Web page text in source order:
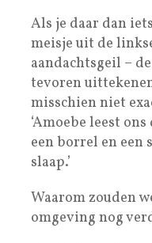
Als je daar dan
meisje uit de
aandachtsgeil –
tevoren
misschien niet
‘Amoebe leest
een borrel en
slaap.’
Waarom zouden
omgeving nog